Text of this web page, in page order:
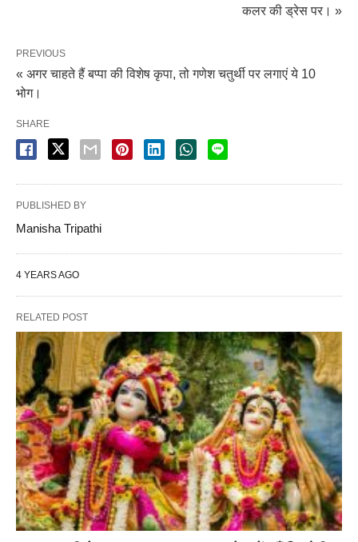
कलर की ड्रेस पर। »
PREVIOUS
« अगर चाहते हैं बप्पा की विशेष कृपा, तो गणेश चतुर्थी पर लगाएं ये 10
भोग।
SHARE
PUBLISHED BY
Manisha Tripathi
4 YEARS AGO
RELATED POST